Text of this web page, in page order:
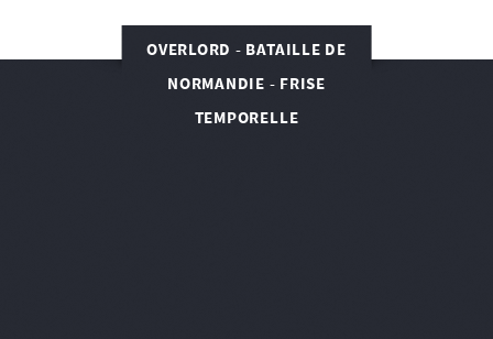
OVERLORD - BATAILLE DE
NORMANDIE - FRISE
TEMPORELLE